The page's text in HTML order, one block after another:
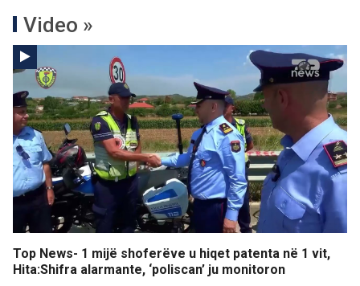
Video »
Top News- 1 mijë shoferëve u hiqet patenta në 1 vit,
Hita:Shifra alarmante, ‘poliscan’ ju monitoron